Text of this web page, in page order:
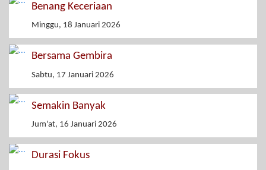
Benang Keceriaan
Minggu, 18 Januari 2026
Bersama Gembira
Sabtu, 17 Januari 2026
Semakin Banyak
Jum'at, 16 Januari 2026
Durasi Fokus